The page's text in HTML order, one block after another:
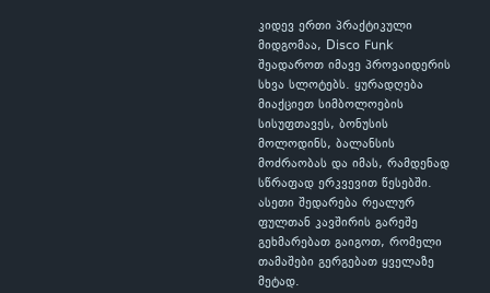
კიდევ ერთი პრაქტიკული
მიდგომაა, Disco Funk
შეადაროთ იმავე პროვაიდერის
სხვა სლოტებს. ყურადღება
მიაქციეთ სიმბოლოების
სისუფთავეს, ბონუსის
მოლოდინს, ბალანსის
მოძრაობას და იმას, რამდენად
სწრაფად ერკვევით წესებში.
ასეთი შედარება რეალურ
ფულთან კავშირის გარეშე
გეხმარებათ გაიგოთ, რომელი
თამაშები გერგებათ ყველაზე
მეტად.